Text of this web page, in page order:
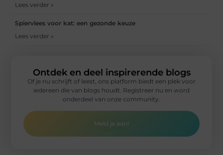
Lees verder »
Spiervlees voor kat: een gezonde keuze
Lees verder »
Ontdek en deel inspirerende blogs
Of je nu schrijft of leest, ons platform biedt een plek voor
iedereen die van blogs houdt. Registreer nu en word
onderdeel van onze community.
Meld je aan!